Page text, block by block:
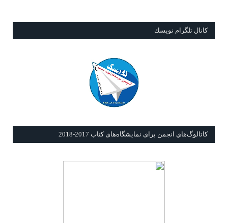
كانال تلگرام نويسك
كاتالوگ‌هاي انجمن برای نمايشگاه‌های كتاب 2017-2018